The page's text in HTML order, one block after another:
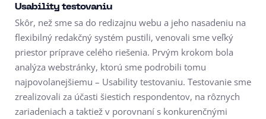
Usability testovaniu
Skôr, než sme sa do redizajnu webu a jeho nasadeniu na
flexibilný redakčný systém pustili, venovali sme veľký
priestor príprave celého riešenia. Prvým krokom bola
analýza webstránky, ktorú sme podrobili tomu
najpovolanejšiemu – Usability testovaniu. Testovanie sme
zrealizovali za účasti šiestich respondentov, na rôznych
zariadeniach a taktiež v porovnaní s konkurenčnými